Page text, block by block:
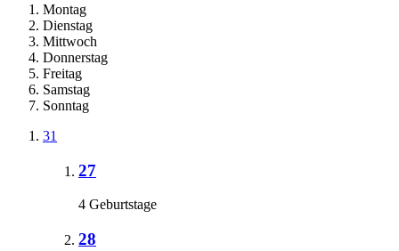
Montag
Dienstag
Mittwoch
Donnerstag
Freitag
Samstag
Sonntag
31
27
4 Geburtstage
28